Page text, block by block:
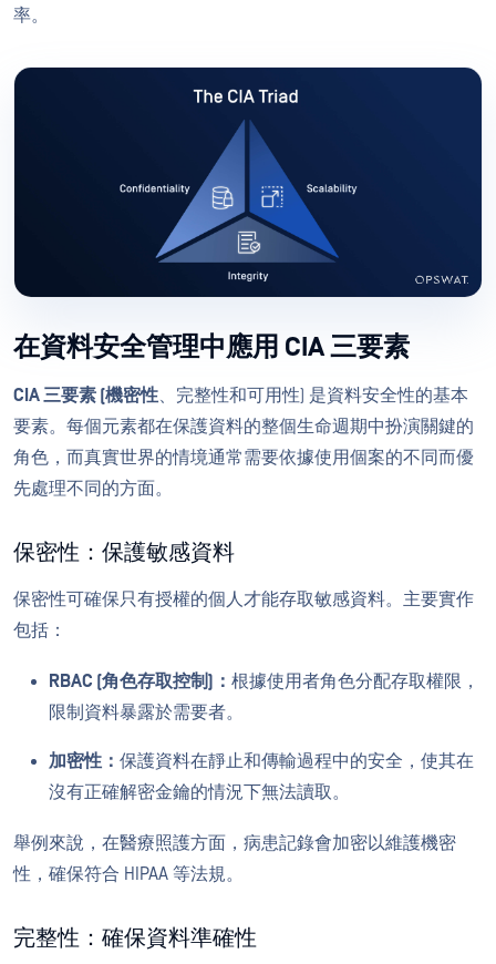
率。
在資料安全管理中應用 CIA 三要素
CIA 三要素 (機密性、完整性和可用性) 是資料安全性的基本
要素。每個元素都在保護資料的整個生命週期中扮演關鍵的
角色，而真實世界的情境通常需要依據使用個案的不同而優
先處理不同的方面。
保密性：保護敏感資料
保密性可確保只有授權的個人才能存取敏感資料。主要實作
包括：
RBAC (角色存取控制)： 根據使用者角色分配存取權限，
限制資料暴露於需要者。
加密性： 保護資料在靜止和傳輸過程中的安全，使其在
沒有正確解密金鑰的情況下無法讀取。
舉例來說，在醫療照護方面，病患記錄會加密以維護機密
性，確保符合 HIPAA 等法規。
完整性：確保資料準確性